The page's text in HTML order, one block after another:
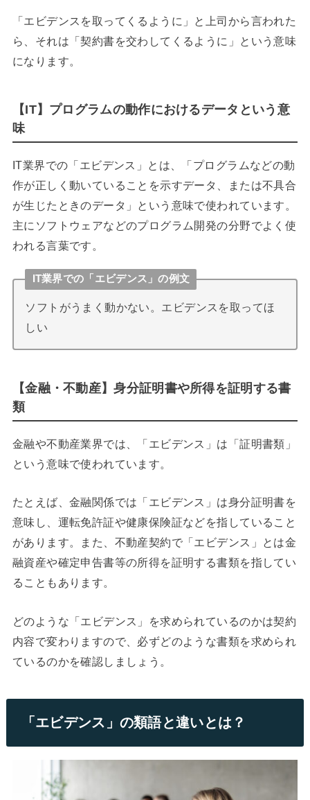
「エビデンスを取ってくるように」と上司から言われた
ら、それは「契約書を交わしてくるように」という意味
になります。
【IT】プログラムの動作におけるデータという意
味
IT業界での「エビデンス」とは、「プログラムなどの動
作が正しく動いていることを示すデータ、または不具合
が生じたときのデータ」という意味で使われています。
主にソフトウェアなどのプログラム開発の分野でよく使
われる言葉です。
IT業界での「エビデンス」の例文
ソフトがうまく動かない。エビデンスを取ってほ
しい
【金融・不動産】身分証明書や所得を証明する書
類
金融や不動産業界では、「エビデンス」は「証明書類」
という意味で使われています。
たとえば、金融関係では「エビデンス」は身分証明書を
意味し、運転免許証や健康保険証などを指していること
があります。また、不動産契約で「エビデンス」とは金
融資産や確定申告書等の所得を証明する書類を指してい
ることもあります。
どのような「エビデンス」を求められているのかは契約
内容で変わりますので、必ずどのような書類を求められ
ているのかを確認しましょう。
「エビデンス」の類語と違いとは？